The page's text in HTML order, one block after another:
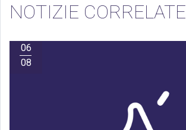
NOTIZIE CORRELATE
06
08